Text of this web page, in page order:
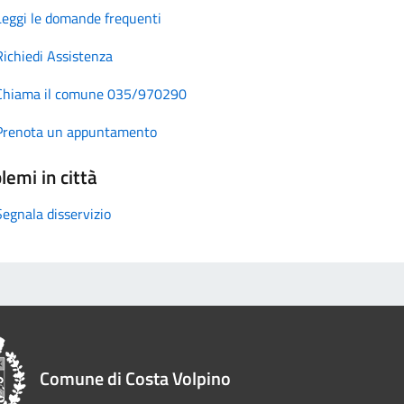
le domande frequenti
Assistenza
il comune 035/970290
un appuntamento
in città
disservizio
Comune di Costa Volpino